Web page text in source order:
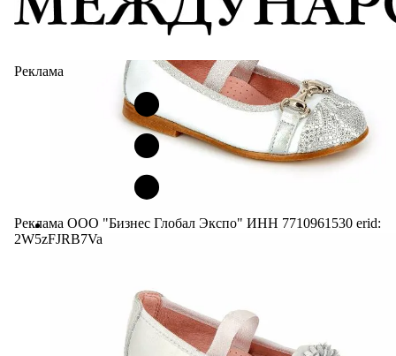
Реклама
Реклама ООО "Бизнес Глобал Экспо" ИНН 7710961530 erid:
2W5zFJRB7Va